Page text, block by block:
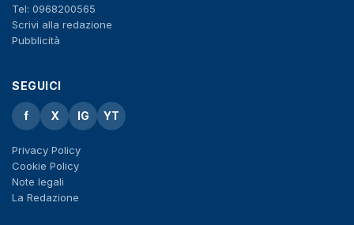
Tel: 0968200565
Scrivi alla redazione
Pubblicità
SEGUICI
f X IG YT
Privacy Policy
Cookie Policy
Note legali
La Redazione